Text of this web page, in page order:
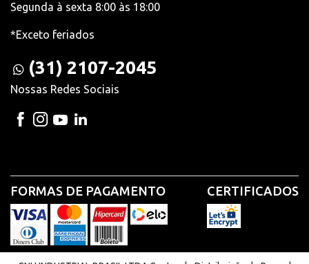
Segunda à sexta 8:00 às 18:00
*Exceto feriados
(31) 2107-2045
Nossas Redes Sociais
FORMAS DE PAGAMENTO CERTIFICADOS